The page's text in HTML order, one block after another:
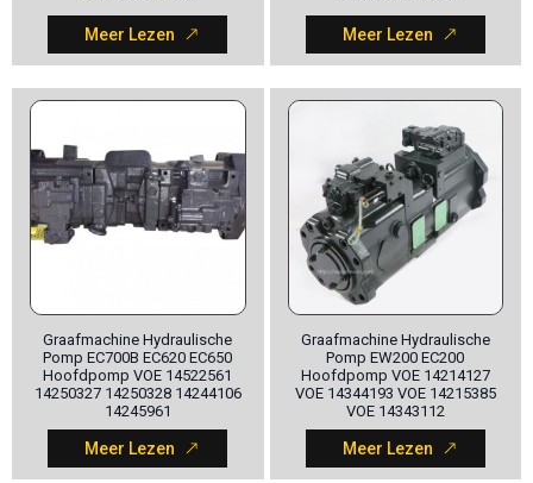
Meer Lezen Meer Lezen
Graafmachine Hydraulische
Pomp EC700B EC620 EC650
Hoofdpomp VOE 14522561
14250327 14250328 14244106
14245961
Meer Lezen
Graafmachine Hydraulische
Pomp EW200 EC200
Hoofdpomp VOE 14214127
VOE 14344193 VOE 14215385
VOE 14343112
Meer Lezen